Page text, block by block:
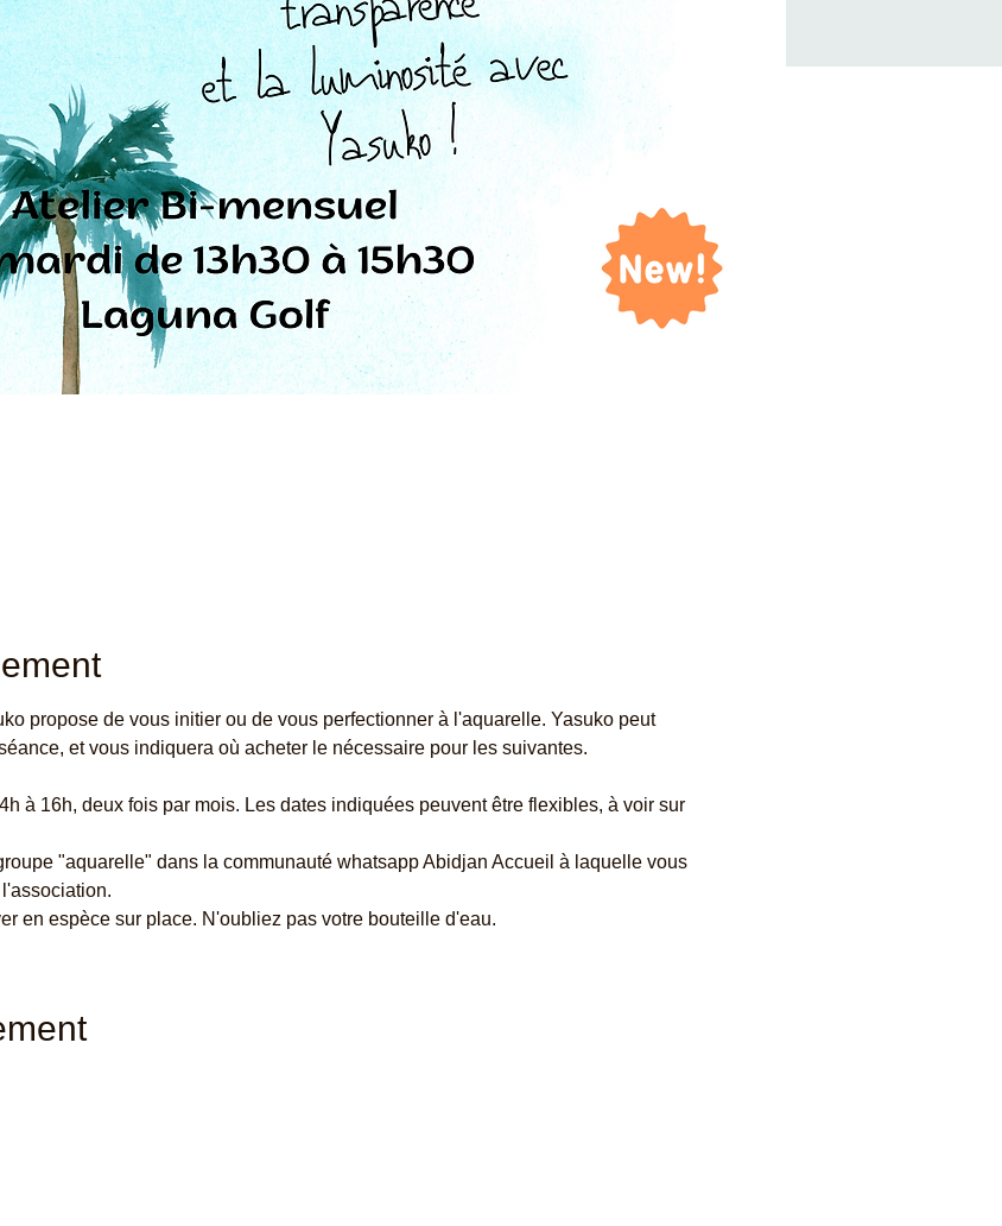
propose de vous initier ou de vous perfectionner à l'aquarelle. Yasuko peut
et vous indiquera où acheter le nécessaire pour les suivantes.
à 16h, deux fois par mois. Les dates indiquées peuvent être flexibles, à voir sur
"aquarelle" dans la communauté whatsapp Abidjan Accueil à laquelle vous
en espèce sur place. N'oubliez pas votre bouteille d'eau.